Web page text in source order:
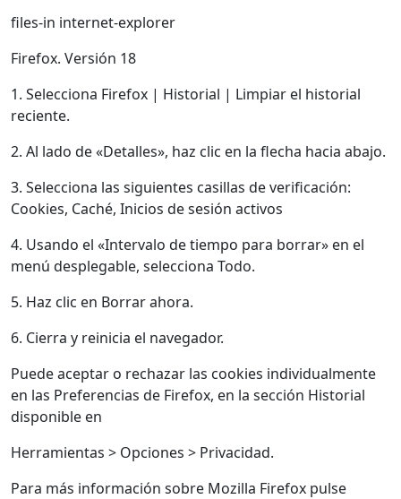
files-in internet-explorer
Firefox. Versión 18
1. Selecciona Firefox | Historial | Limpiar el historial
reciente.
2. Al lado de «Detalles», haz clic en la flecha hacia abajo.
3. Selecciona las siguientes casillas de verificación:
Cookies, Caché, Inicios de sesión activos
4. Usando el «Intervalo de tiempo para borrar» en el
menú desplegable, selecciona Todo.
5. Haz clic en Borrar ahora.
6. Cierra y reinicia el navegador.
Puede aceptar o rechazar las cookies individualmente
en las Preferencias de Firefox, en la sección Historial
disponible en
Herramientas > Opciones > Privacidad.
Para más información sobre Mozilla Firefox pulse